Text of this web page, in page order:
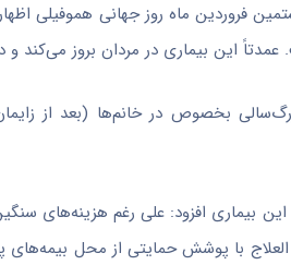
فروردین ماه روز جهانی هموفیلی
بخصوص در خانم‌ها (بعد از
بیماری افزود: علی رغم هزینه‌های
العلاج با پوشش حمایتی از محل بیمه‌های